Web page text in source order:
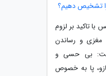
تشخیص دهیم؟
تاکید بر لزوم
و رساندن
گفت: بی حسی و
پا به خصوص